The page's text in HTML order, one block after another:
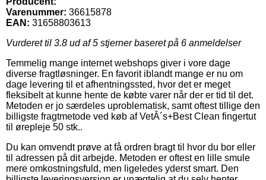
Varenummer: 36615878
EAN: 31658803613
Vurderet til 3.8 ud af 5 stjerner baseret på 6 anmeldelser
Temmelig mange internet webshops giver i vore dage
diverse fragtløsninger. En favorit iblandt mange er nu om
dage levering til et afhentningssted, hvor det er meget
fleksibelt at kunne hente de købte varer når der er tid til det.
Metoden er jo særdeles uproblematisk, samt oftest tillige den
billigste fragtmetode ved køb af VetÂ´s+Best Clean fingertut
til ørepleje 50 stk..
Du kan omvendt prøve at få ordren bragt til hvor du bor eller
til adressen på dit arbejde. Metoden er oftest en lille smule
mere omkostningsfuld, men ligeledes yderst smart. Den